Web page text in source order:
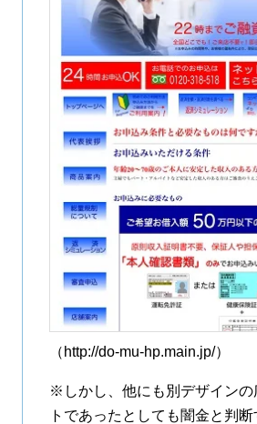
（http://do-mu-hp.main.jp/）
※しかし、他にも別デザインの
トであったとしても闇金と判